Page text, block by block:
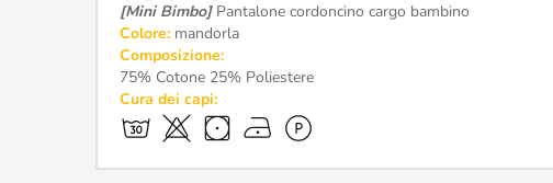
[Mini Bimbo] Pantalone cordoncino cargo bambino
Colore: mandorla
Composizione:
75% Cotone 25% Poliestere
Cura dei capi: